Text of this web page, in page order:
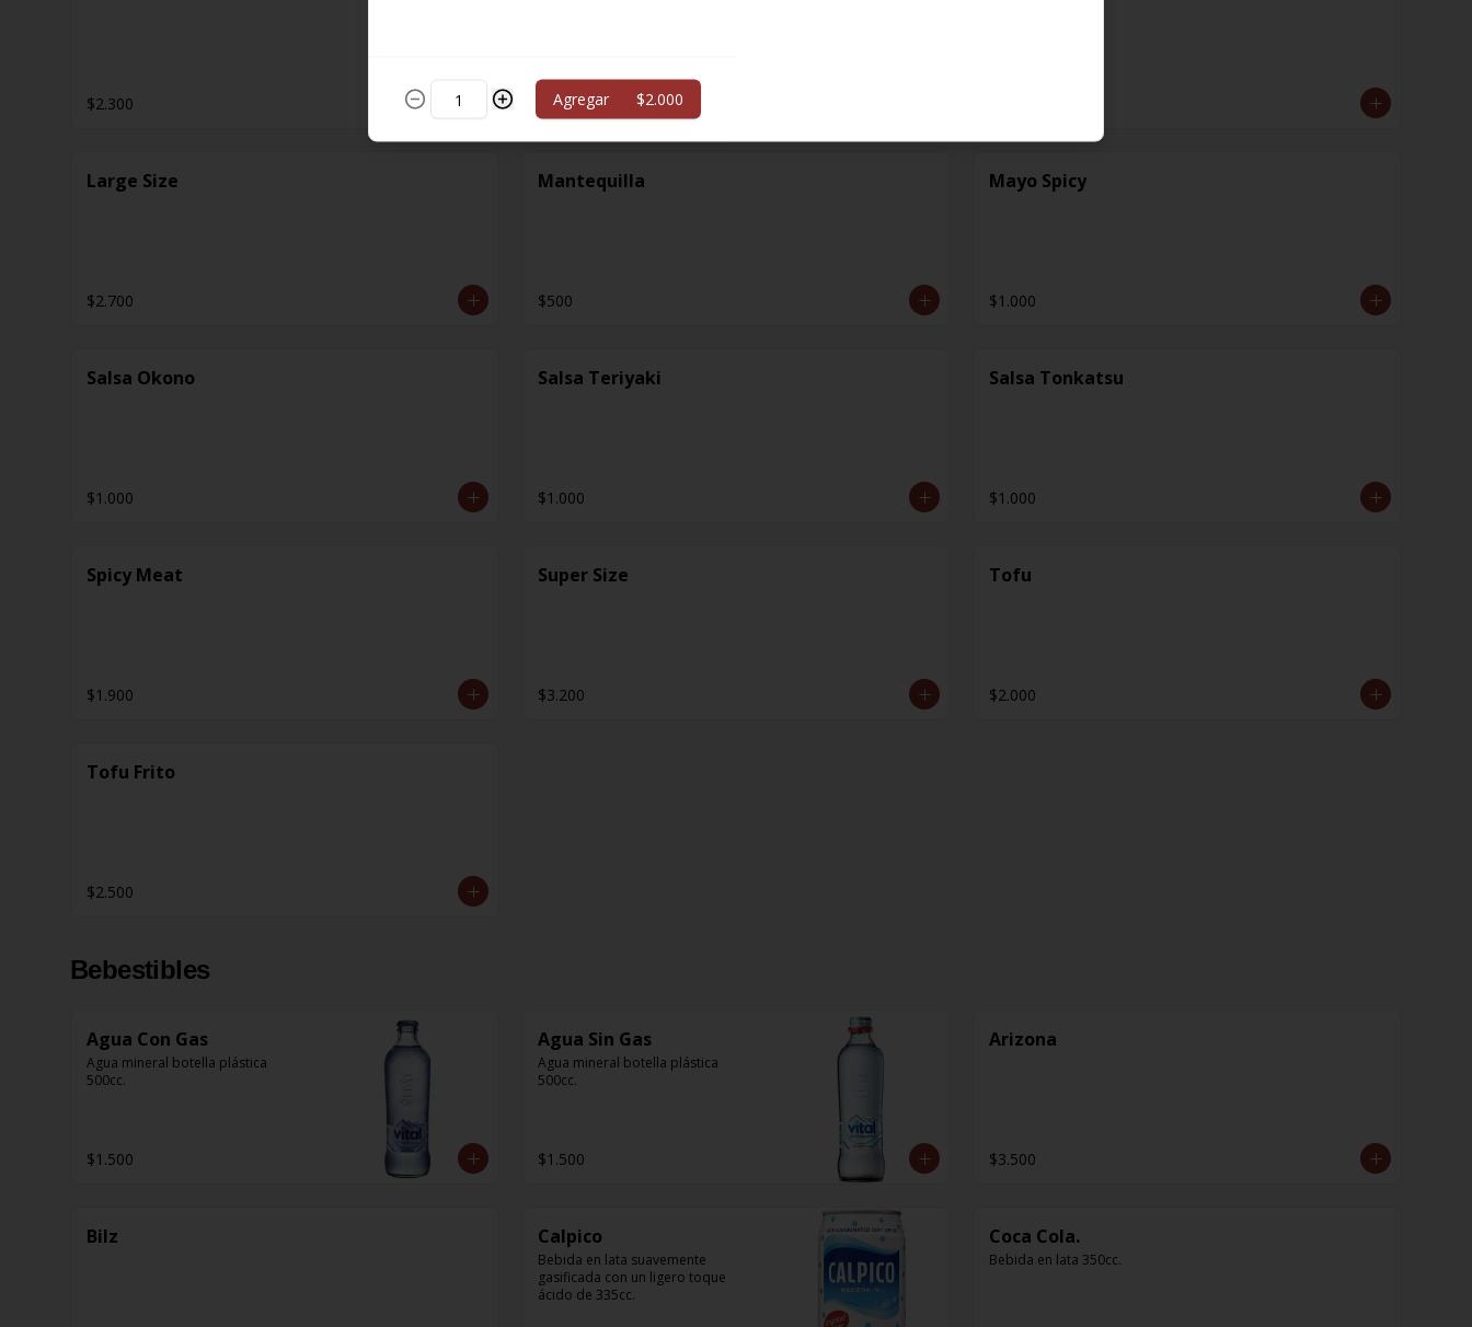
$2.300 $2.200
Large Size
$2.700
Mantequilla
$500
Mayo Spicy
$1.000
Salsa Okono
$1.000
Salsa Teriyaki
$1.000
Salsa Tonkatsu
$1.000
Spicy Meat
$1.900
Super Size
$3.200
Tofu
$2.000
Tofu Frito
$2.500
Bebestibles
Agua Con Gas
Agua mineral botella plástica
500cc.
$1.500
Agua Sin Gas
Agua mineral botella plástica
500cc.
$1.500
Arizona
$3.500
Bilz Calpico
Bebida en lata suavemente
gasificada con un ligero toque
ácido de 335cc.
Coca Cola.
Bebida en lata 350cc.
Agregar $2.000